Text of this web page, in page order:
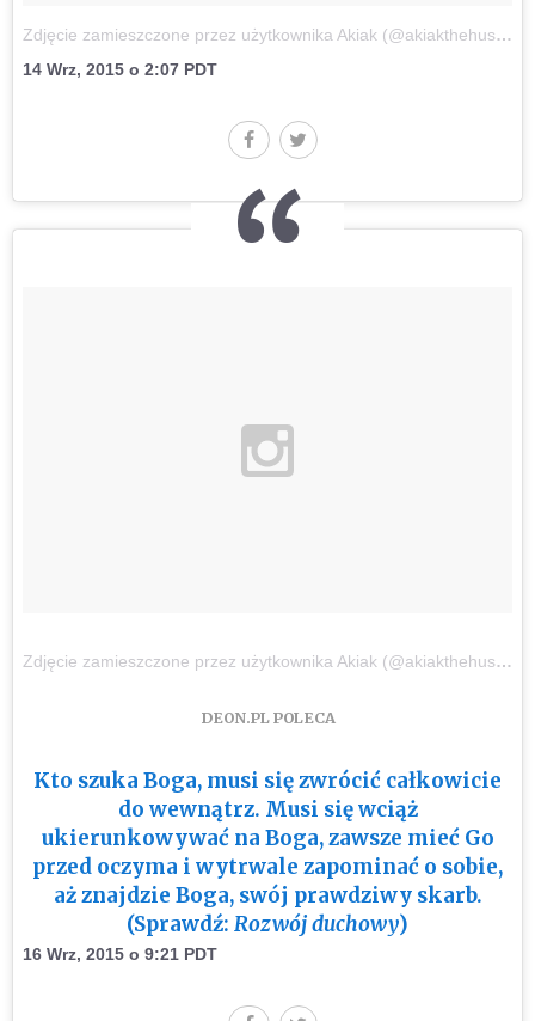
Zdjęcie zamieszczone przez użytkownika Akiak (@akiakthehusky)
14 Wrz, 2015 o 2:07 PDT
Zdjęcie zamieszczone przez użytkownika Akiak (@akiakthehusky)
DEON.PL POLECA
Kto szuka Boga, musi się zwrócić całkowicie
do wewnątrz. Musi się wciąż
ukierunkowywać na Boga, zawsze mieć Go
przed oczyma i wytrwale zapominać o sobie,
aż znajdzie Boga, swój prawdziwy skarb.
(Sprawdź: Rozwój duchowy)
16 Wrz, 2015 o 9:21 PDT